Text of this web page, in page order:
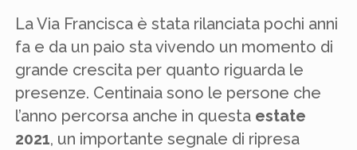
La Via Francisca è stata rilanciata pochi anni
fa e da un paio sta vivendo un momento di
grande crescita per quanto riguarda le
presenze. Centinaia sono le persone che
l’anno percorsa anche in questa estate
2021, un importante segnale di ripresa